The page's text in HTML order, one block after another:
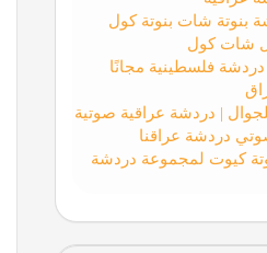
بنوتة شات بنوتة كول
شات كول
فلسطينية مجانًا
| دردشة عراقية صوتية
دردشة عراقنا
كيوت لمجموعة دردشة